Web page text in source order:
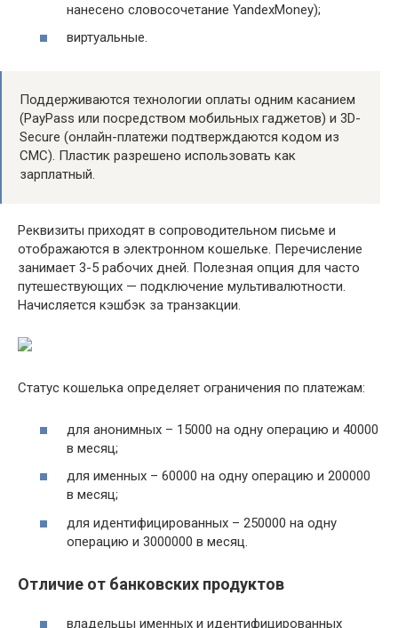
нанесено словосочетание YandexMoney);
виртуальные.
Поддерживаются технологии оплаты одним касанием
(PayPass или посредством мобильных гаджетов) и 3D-
Secure (онлайн-платежи подтверждаются кодом из
СМС). Пластик разрешено использовать как
зарплатный.
Реквизиты приходят в сопроводительном письме и
отображаются в электронном кошельке. Перечисление
занимает 3-5 рабочих дней. Полезная опция для часто
путешествующих — подключение мультивалютности.
Начисляется кэшбэк за транзакции.
Статус кошелька определяет ограничения по платежам:
для анонимных – 15000 на одну операцию и 40000
в месяц;
для именных – 60000 на одну операцию и 200000
в месяц;
для идентифицированных – 250000 на одну
операцию и 3000000 в месяц.
Отличие от банковских продуктов
владельцы именных и идентифицированных